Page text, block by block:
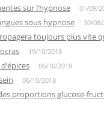
sur l’hypnose 01/09/
sous hypnose 30/08/
toujours plus vite
19/10/2018
06/10/2018
06/10/2018
proportions glucose-